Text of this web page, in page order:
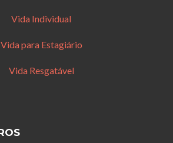
Vida Individual
Vida para Estagiário
Vida Resgatável